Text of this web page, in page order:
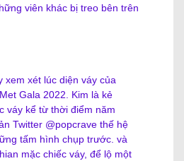
viên khác bị treo bên trên
xem xét lúc diện váy của
Gala 2022. Kim là kẻ
váy kể từ thời điểm năm
Twitter @popcrave thế hệ
tấm hình chụp trước. và
mặc chiếc váy, để lộ một